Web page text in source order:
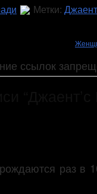
Метки:
ссылок
раз в